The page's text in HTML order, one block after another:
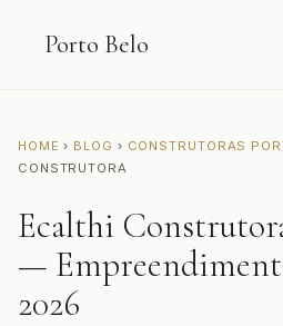
Porto Belo
HOME › BLOG › CONSTRUTORAS
CONSTRUTORA
Ecalthi
—
2026